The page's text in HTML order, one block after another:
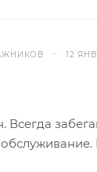
– 12
Всегда